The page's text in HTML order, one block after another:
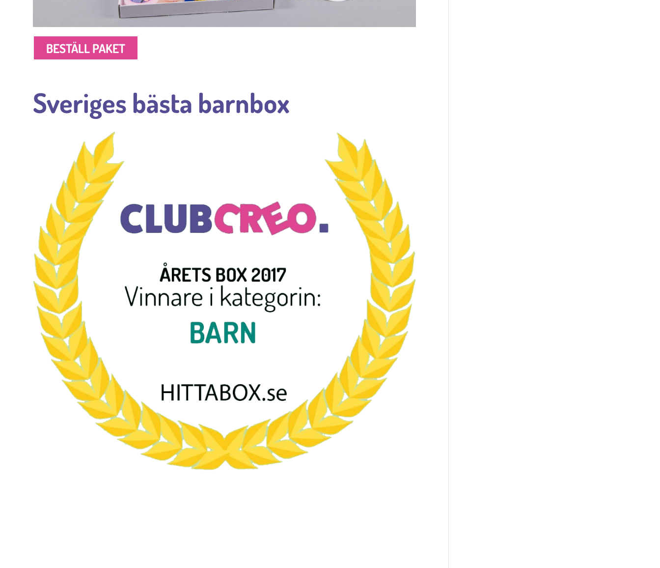
BESTÄLL PAKET
Sveriges bästa barnbox